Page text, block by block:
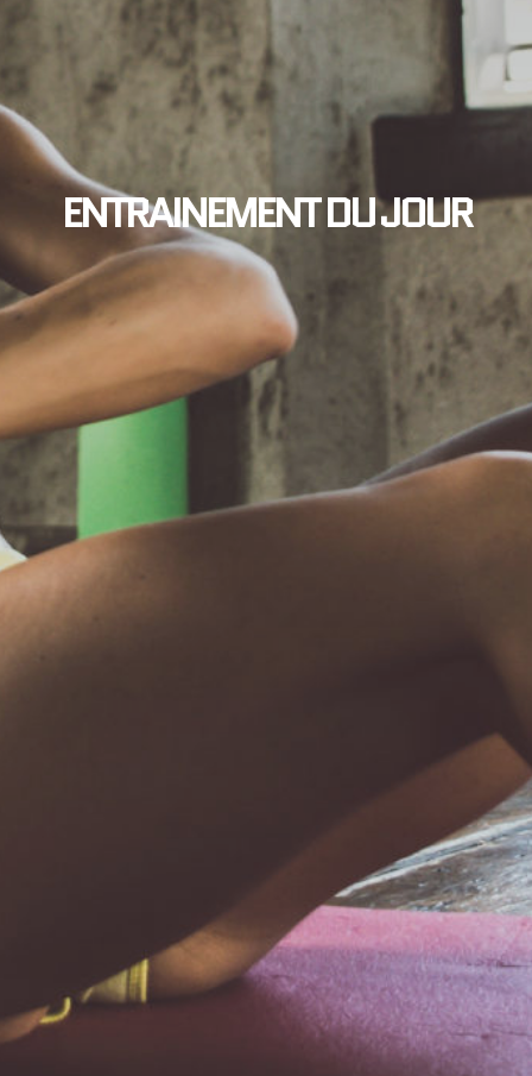
ENTRAINEMENT DU JOUR